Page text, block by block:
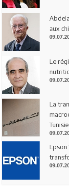
aux
Le
La
Tunisie
Epson